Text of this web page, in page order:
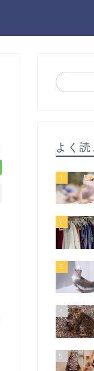
よく
1
2
3
4
5